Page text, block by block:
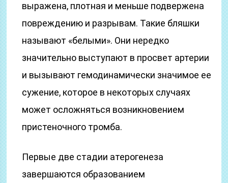
выражена, плотная и меньше подвержена
повреждению и разрывам. Такие бляшки
называют «белыми». Они нередко
значительно выступают в просвет артерии
и вызывают гемодинамически значимое ее
сужение, которое в некоторых случаях
может осложняться возникновением
пристеночного тромба.
Первые две стадии атерогенеза
завершаются образованием